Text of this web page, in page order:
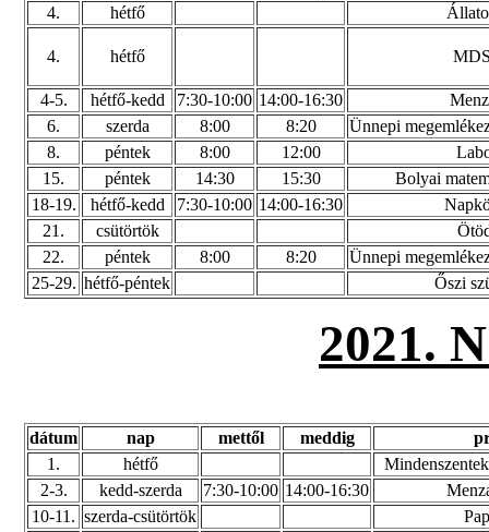
4.
hétfő
4. hétfő
4-5. hétfő-kedd 7:30-10:00 14:00-16:30
6.
szerda 8:00 8:20
Ünnepi
8.
péntek 8:00 12:00
15.
péntek 14:30 15:30
Bolyai
18-19.
hétfő-kedd 7:30-10:00 14:00-16:30
21.
csütörtök
22.
péntek 8:00 8:20
Ünnepi
25-29. hétfő-péntek Őszi
2021.
dátum nap mettől meddig
1.
hétfő
2-3.
kedd-szerda 7:30-10:00 14:00-16:30
10-11. szerda-csütörtök